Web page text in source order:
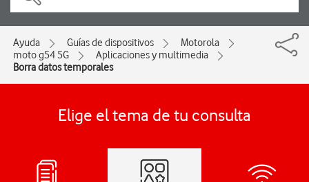
Ayuda Guías de dispositivos
Motorola
moto g54 5G
Aplicaciones y multimedia
Borra datos temporales
Elige el tema de tu consulta